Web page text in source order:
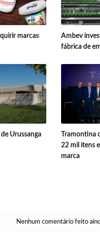
marcas
Ambev
fábrica de
Urussanga
Tramontina
22 mil itens
marca
Nenhum comentário feito